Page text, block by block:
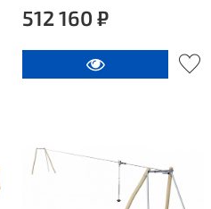
512 160 ₽